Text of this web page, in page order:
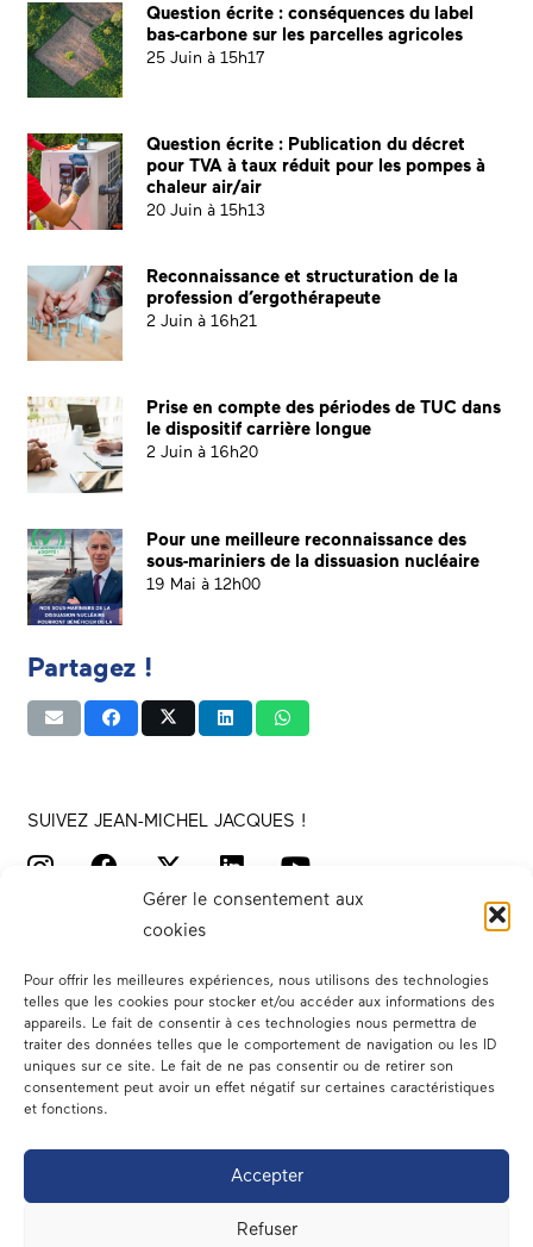
Gérer le consentement aux
cookies
Pour offrir les meilleures expériences, nous utilisons des technologies
telles que les cookies pour stocker et/ou accéder aux informations des
appareils. Le fait de consentir à ces technologies nous permettra de
traiter des données telles que le comportement de navigation ou les ID
uniques sur ce site. Le fait de ne pas consentir ou de retirer son
consentement peut avoir un effet négatif sur certaines caractéristiques
et fonctions.
Accepter
Refuser
Question écrite : conséquences du label
bas-carbone sur les parcelles agricoles
25 Juin à 15h17
Question écrite : Publication du décret
pour TVA à taux réduit pour les pompes à
chaleur air/air
20 Juin à 15h13
Reconnaissance et structuration de la
profession d’ergothérapeute
2 Juin à 16h21
Prise en compte des périodes de TUC dans
le dispositif carrière longue
2 Juin à 16h20
Pour une meilleure reconnaissance des
sous-mariniers de la dissuasion nucléaire
19 Mai à 12h00
Partagez !
SUIVEZ JEAN-MICHEL JACQUES !
Votre député
Dans les médias
En circonscription